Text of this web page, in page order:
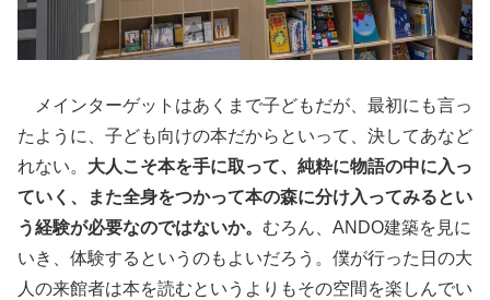
メインターゲットはあくまで子どもだが、最初にも言っ
たように、子ども向けの本だからといって、決してあなど
れない。 大人こそ本を手に取って、純粋に物語の中に入っ
ていく、また全身をつかって本の森に分け入ってみるとい
う経験が必要なのではないか。 むろん、ANDO建築を見に
いき、体験するというのもよいだろう。僕が行った日の大
人の来館者は本を読むというよりもその空間を楽しんでい